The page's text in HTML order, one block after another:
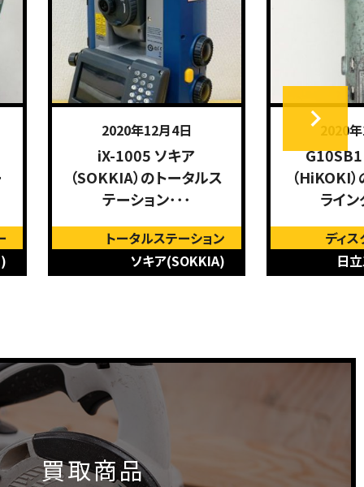
2020年12月4日
iX-1005 ソキア
（SOKKIA）のトータルス
テーション･･･
トータルステーション
ソキア(SOKKIA)
2020
（HiKOKI
ライ
ディ
日
買取商品